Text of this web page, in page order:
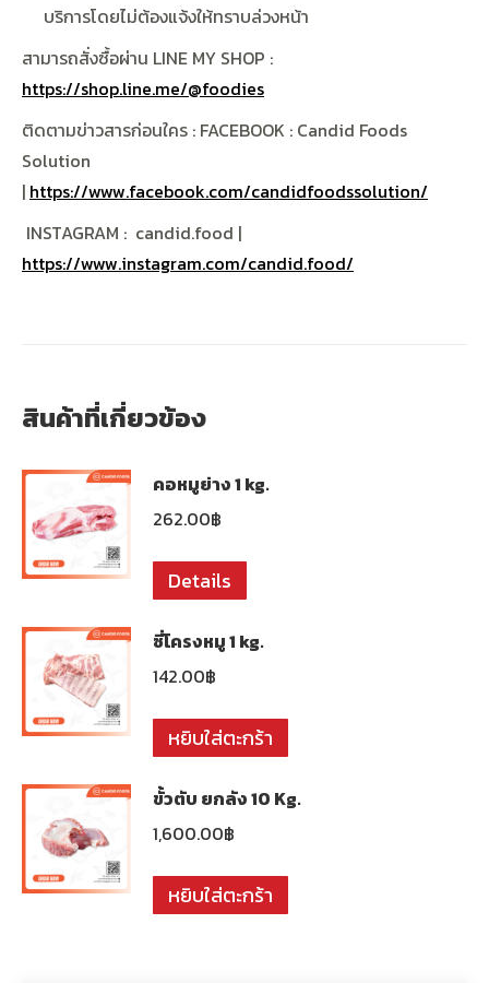
บริการโดยไม่ต้องแจ้งให้ทราบล่วงหน้า
สามารถสั่งซื้อผ่าน LINE MY SHOP :
https://shop.line.me/@foodies
ติดตามข่าวสารก่อนใคร : FACEBOOK : Candid Foods
Solution
| https://www.facebook.com/candidfoodssolution/
INSTAGRAM : candid.food |
https://www.instagram.com/candid.food/
สินค้าที่เกี่ยวข้อง
คอหมูย่าง 1 kg.
262.00฿
Details
ซี่โครงหมู 1 kg.
142.00฿
หยิบใส่ตะกร้า
ขั้วตับ ยกลัง 10 Kg.
1,600.00฿
หยิบใส่ตะกร้า